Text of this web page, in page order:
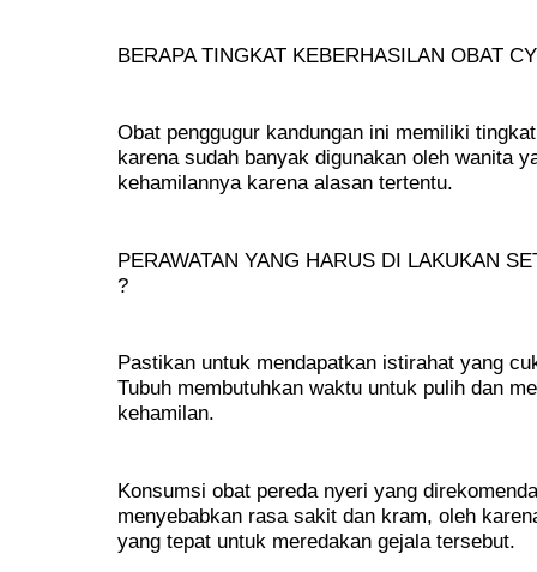
BERAPA TINGKAT KEBERHASILAN OBAT
Obat penggugur kandungan ini memiliki
karena sudah banyak digunakan oleh wanita
kehamilannya karena alasan tertentu.
PERAWATAN YANG HARUS DI LAKUKAN
?
Pastikan untuk mendapatkan istirahat yang
Tubuh membutuhkan waktu untuk pulih dan
kehamilan.
Konsumsi obat pereda nyeri yang
menyebabkan rasa sakit dan kram, oleh
yang tepat untuk meredakan gejala tersebut.